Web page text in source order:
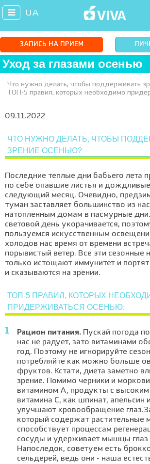
UA
ЗАПИСЬ НА ПРИЕМ
Уход за глазами осенью
Что нужно делать, чтобы поддерживать
ТОП-5 правил, которых необходимо
09.11.2022
ЧТО НУЖНО ДЕЛАТЬ, ЧТОБЫ
ЗРЕНИЕ ОСЕНЬЮ?
Последние теплые дни бабьего лета
по себе опавшие листья и
следующий месяц. Очевидно,
туман заставляет большинство из
натопленным домам в пасмурные
световой день укорачивается,
пользуемся искусственным
холодов нас время от времени
порывистый ветер. Все эти сезонные
только истощают иммунитет и
и сказываются на зрении.
ТОП-5 ПРАВИЛ, КОТОРЫХ
ПРИДЕРЖИВАТЬСЯ ОСЕНЬЮ:
Рацион питания. Пускай погода
нас не радует, зато витаминами
год. Поэтому не игнорируйте
потребляйте как можно больше
фруктов. Кстати, диета заметно
зрение. Помимо черники и
витамином А, продукты с
витамина С, как шпинат, апельсин
улучшают кровообращение
который содержат растительные
способствует процессам
сосуды и удерживает мышцы глаз
Напоследок, советуем есть
сельдерей, ведь они - наша